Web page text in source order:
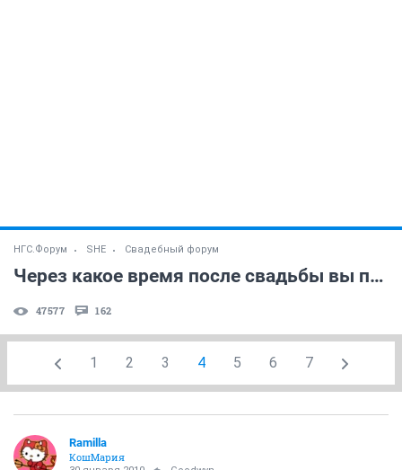
НГС.Форум SHE Свадебный форум
Через какое время после свадьбы вы получили фото?
47577 162
1 2 3 4 5 6 7
Ramilla
КошМария